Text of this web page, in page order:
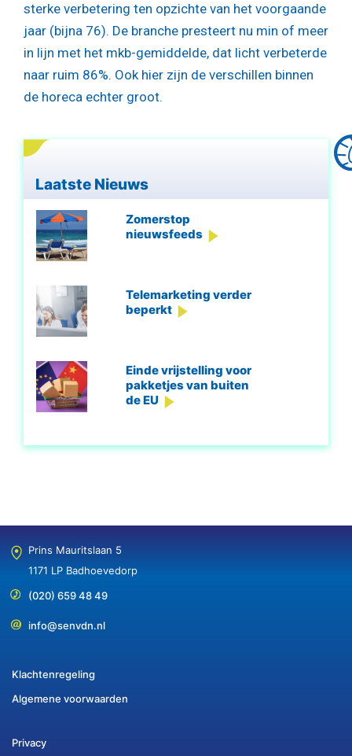
sterke verbetering ten opzichte van het voorgaande
jaar (bijna 76). De branche presteert nu min of meer
in lijn met het mkb-gemiddelde, dat licht verbeterde
naar ruim 86%. Ook hier zijn de verschillen binnen
de horeca echter groot.
Laatste Nieuws
Zomerstop
nieuwsfeeds
Telemarketing verder
beperkt
Einde vrijstelling voor
pakketjes van buiten
de EU
Prins Mauritslaan 5
1171 LP Badhoevedorp
(020) 659 48 49
info@senvdn.nl
Klachtenregeling
Algemene voorwaarden
Privacy